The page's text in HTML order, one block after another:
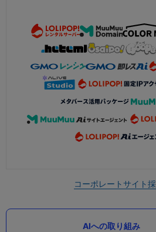
コーポレートサイト
AIへの取り組み